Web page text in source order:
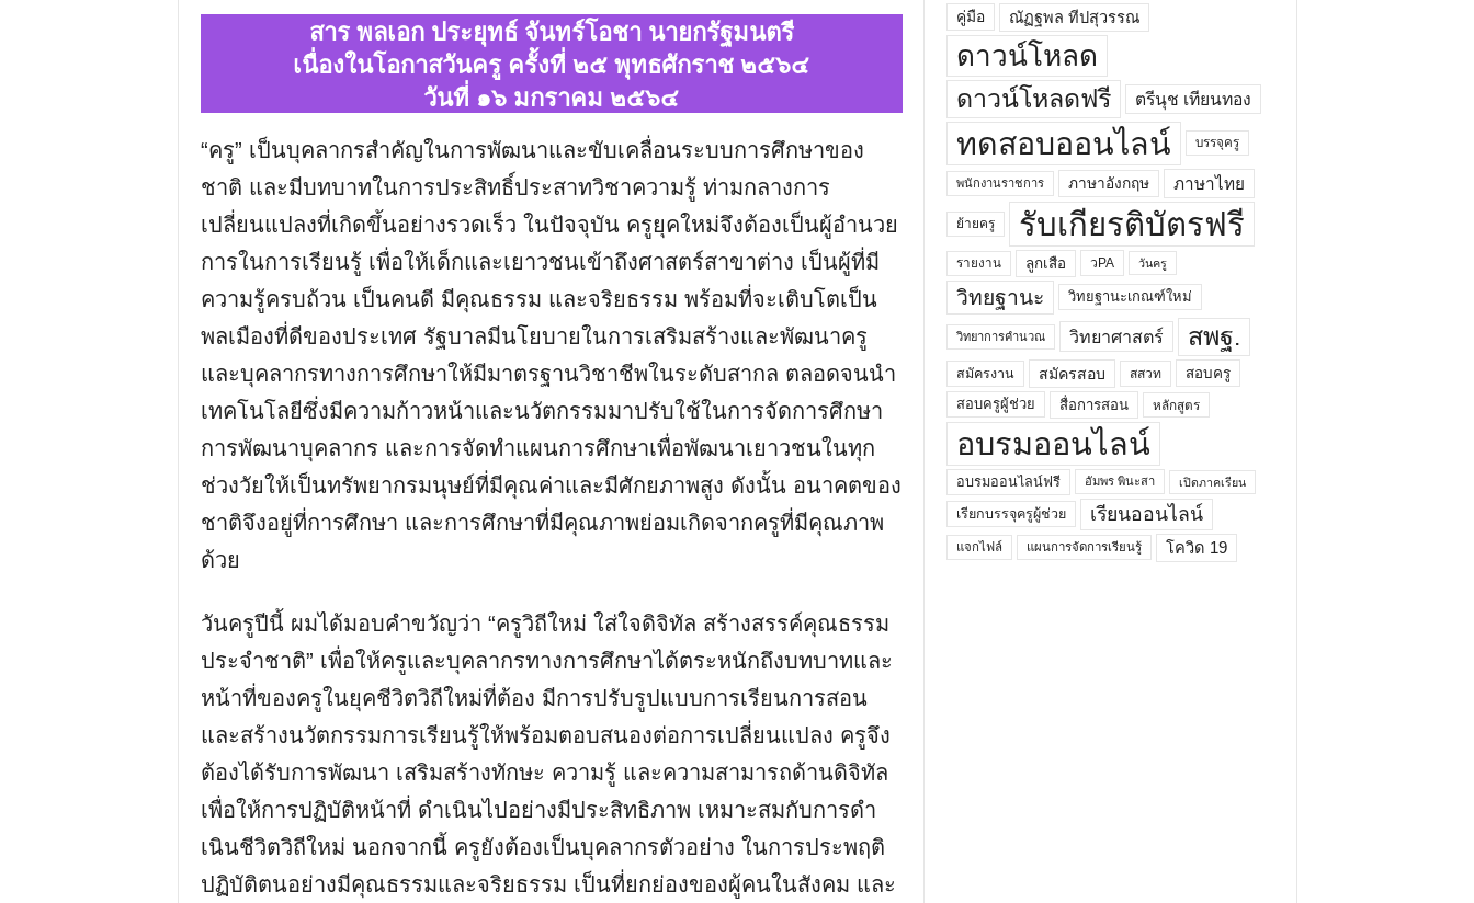
สาร พลเอก ประยุทธ์ จันทร์โอชา นายกรัฐมนตรี
เนื่องในโอกาสวันครู ครั้งที่ ๒๕ พุทธศักราช ๒๕๖๔
วันที่ ๑๖ มกราคม ๒๕๖๔
“ครู” เป็นบุคลากรสําคัญในการพัฒนาและขับเคลื่อนระบบการศึกษาของ
ชาติ และมีบทบาทในการประสิทธิ์ประสาทวิชาความรู้ ท่ามกลางการ
เปลี่ยนแปลงที่เกิดขึ้นอย่างรวดเร็ว ในปัจจุบัน ครูยุคใหม่จึงต้องเป็นผู้อํานวย
การในการเรียนรู้ เพื่อให้เด็กและเยาวชนเข้าถึงศาสตร์สาขาต่าง เป็นผู้ที่มี
ความรู้ครบถ้วน เป็นคนดี มีคุณธรรม และจริยธรรม พร้อมที่จะเติบโตเป็น
พลเมืองที่ดีของประเทศ รัฐบาลมีนโยบายในการเสริมสร้างและพัฒนาครู
และบุคลากรทางการศึกษาให้มีมาตรฐานวิชาชีพในระดับสากล ตลอดจนนํา
เทคโนโลยีซึ่งมีความก้าวหน้าและนวัตกรรมมาปรับใช้ในการจัดการศึกษา
การพัฒนาบุคลากร และการจัดทําแผนการศึกษาเพื่อพัฒนาเยาวชนในทุก
ช่วงวัยให้เป็นทรัพยากรมนุษย์ที่มีคุณค่าและมีศักยภาพสูง ดังนั้น อนาคตของ
ชาติจึงอยู่ที่การศึกษา และการศึกษาที่มีคุณภาพย่อมเกิดจากครูที่มีคุณภาพ
ด้วย
วันครูปีนี้ ผมได้มอบคําขวัญว่า “ครูวิถีใหม่ ใส่ใจดิจิทัล สร้างสรรค์คุณธรรม
ประจําชาติ” เพื่อให้ครูและบุคลากรทางการศึกษาได้ตระหนักถึงบทบาทและ
หน้าที่ของครูในยุคชีวิตวิถีใหม่ที่ต้อง มีการปรับรูปแบบการเรียนการสอน
และสร้างนวัตกรรมการเรียนรู้ให้พร้อมตอบสนองต่อการเปลี่ยนแปลง ครูจึง
ต้องได้รับการพัฒนา เสริมสร้างทักษะ ความรู้ และความสามารถด้านดิจิทัล
เพื่อให้การปฏิบัติหน้าที่ ดําเนินไปอย่างมีประสิทธิภาพ เหมาะสมกับการดํา
เนินชีวิตวิถีใหม่ นอกจากนี้ ครูยังต้องเป็นบุคลากรตัวอย่าง ในการประพฤติ
ปฏิบัติตนอย่างมีคุณธรรมและจริยธรรม เป็นที่ยกย่องของผู้คนในสังคม และ
คู่มือ ณัฏฐพล ทีปสุวรรณ
ดาวน์โหลด
ดาวน์โหลดฟรี ตรีนุช เทียนทอง
ทดสอบออนไลน์ บรรจุครู
พนักงานราชการ ภาษาอังกฤษ ภาษาไทย
ย้ายครู รับเกียรติบัตรฟรี
รายงาน ลูกเสือ วPA วันครู
วิทยฐานะ วิทยฐานะเกณฑ์ใหม่
วิทยาการคำนวณ วิทยาศาสตร์ สพฐ.
สมัครงาน สมัครสอบ สสวท
สอบครู
สอบครูผู้ช่วย
สื่อการสอน หลักสูตร
อบรมออนไลน์
อบรมออนไลน์ฟรี อัมพร พินะสา เปิดภาคเรียน
เรียกบรรจุครูผู้ช่วย เรียนออนไลน์
แจกไฟล์ แผนการจัดการเรียนรู้ โควิด 19